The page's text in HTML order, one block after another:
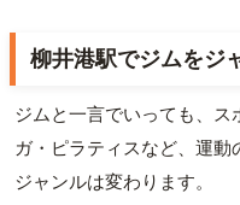
柳井港駅でジムをジ
ジムと一言でいっても、ス
ガ・ピラティスなど、運
ジャンルは変わります。